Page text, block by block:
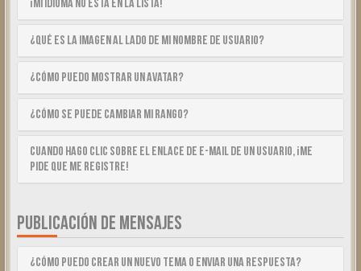
¡Mi idioma no está en la lista!
¿Qué es la imagen al lado de mi nombre de usuario?
¿Cómo puedo mostrar un avatar?
¿Cómo se puede cambiar mi rango?
Cuando hago clic sobre el enlace de e-mail de un usuario, ¡me
pide que me registre!
PUBLICACIÓN DE MENSAJES
¿Cómo puedo crear un nuevo tema o enviar una respuesta?